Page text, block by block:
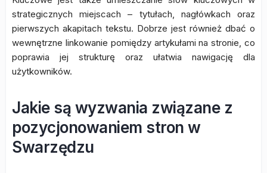
strategicznych miejscach – tytułach, nagłówkach oraz
pierwszych akapitach tekstu. Dobrze jest również dbać o
wewnętrzne linkowanie pomiędzy artykułami na stronie, co
poprawia jej strukturę oraz ułatwia nawigację dla
użytkowników.
Jakie są wyzwania związane z
pozycjonowaniem stron w
Swarzędzu